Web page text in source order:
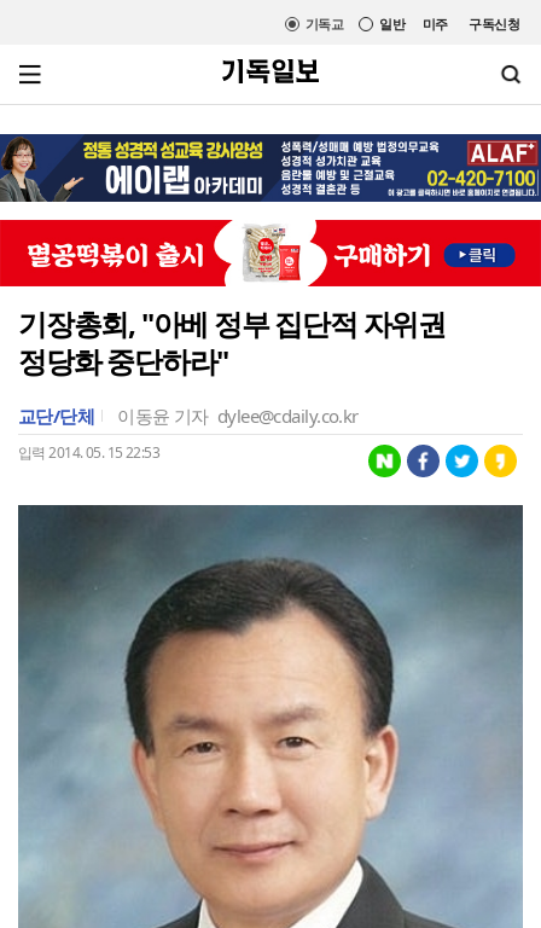
미주 구독신청
일반
기독교
기장총회, "아베 정부 집단적 자위권
정당화 중단하라"
교단/단체 이동윤 기자 dylee@cdaily.co.kr
입력 2014. 05. 15 22:53